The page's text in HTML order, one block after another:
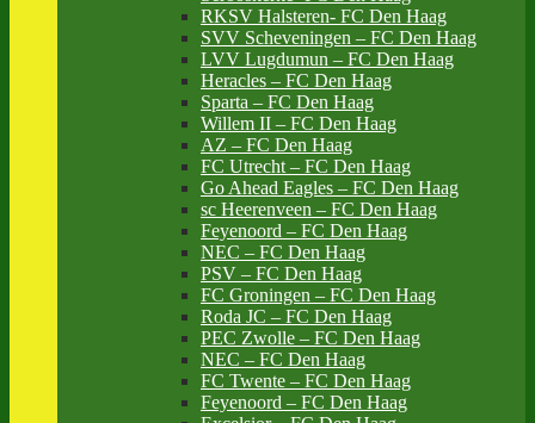
RKSV Halsteren- FC Den Haag
SVV Scheveningen – FC Den Haag
LVV Lugdumun – FC Den Haag
Heracles – FC Den Haag
Sparta – FC Den Haag
Willem II – FC Den Haag
AZ – FC Den Haag
FC Utrecht – FC Den Haag
Go Ahead Eagles – FC Den Haag
sc Heerenveen – FC Den Haag
Feyenoord – FC Den Haag
NEC – FC Den Haag
PSV – FC Den Haag
FC Groningen – FC Den Haag
Roda JC – FC Den Haag
PEC Zwolle – FC Den Haag
NEC – FC Den Haag
FC Twente – FC Den Haag
Feyenoord – FC Den Haag